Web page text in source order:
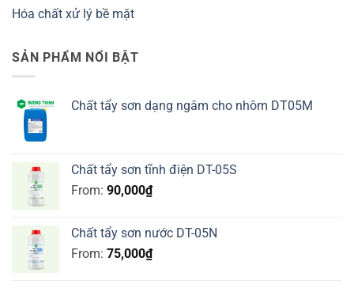
Hóa chất xử lý bề mặt
SẢN PHẨM NỔI BẬT
Chất tẩy sơn dạng ngâm cho nhôm DT05M
Chất tẩy sơn tĩnh điện DT-05S
From: 90,000₫
Chất tẩy sơn nước DT-05N
From: 75,000₫